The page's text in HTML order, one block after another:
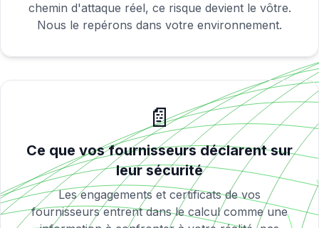
chemin d'attaque réel, ce risque devient le vôtre.
Nous le repérons dans votre environnement.
📄
Ce que vos fournisseurs déclarent sur
leur sécurité
Les engagements et certificats de vos
fournisseurs entrent dans le calcul comme une